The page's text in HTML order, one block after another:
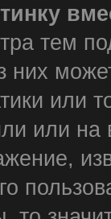
тем
них
или
или